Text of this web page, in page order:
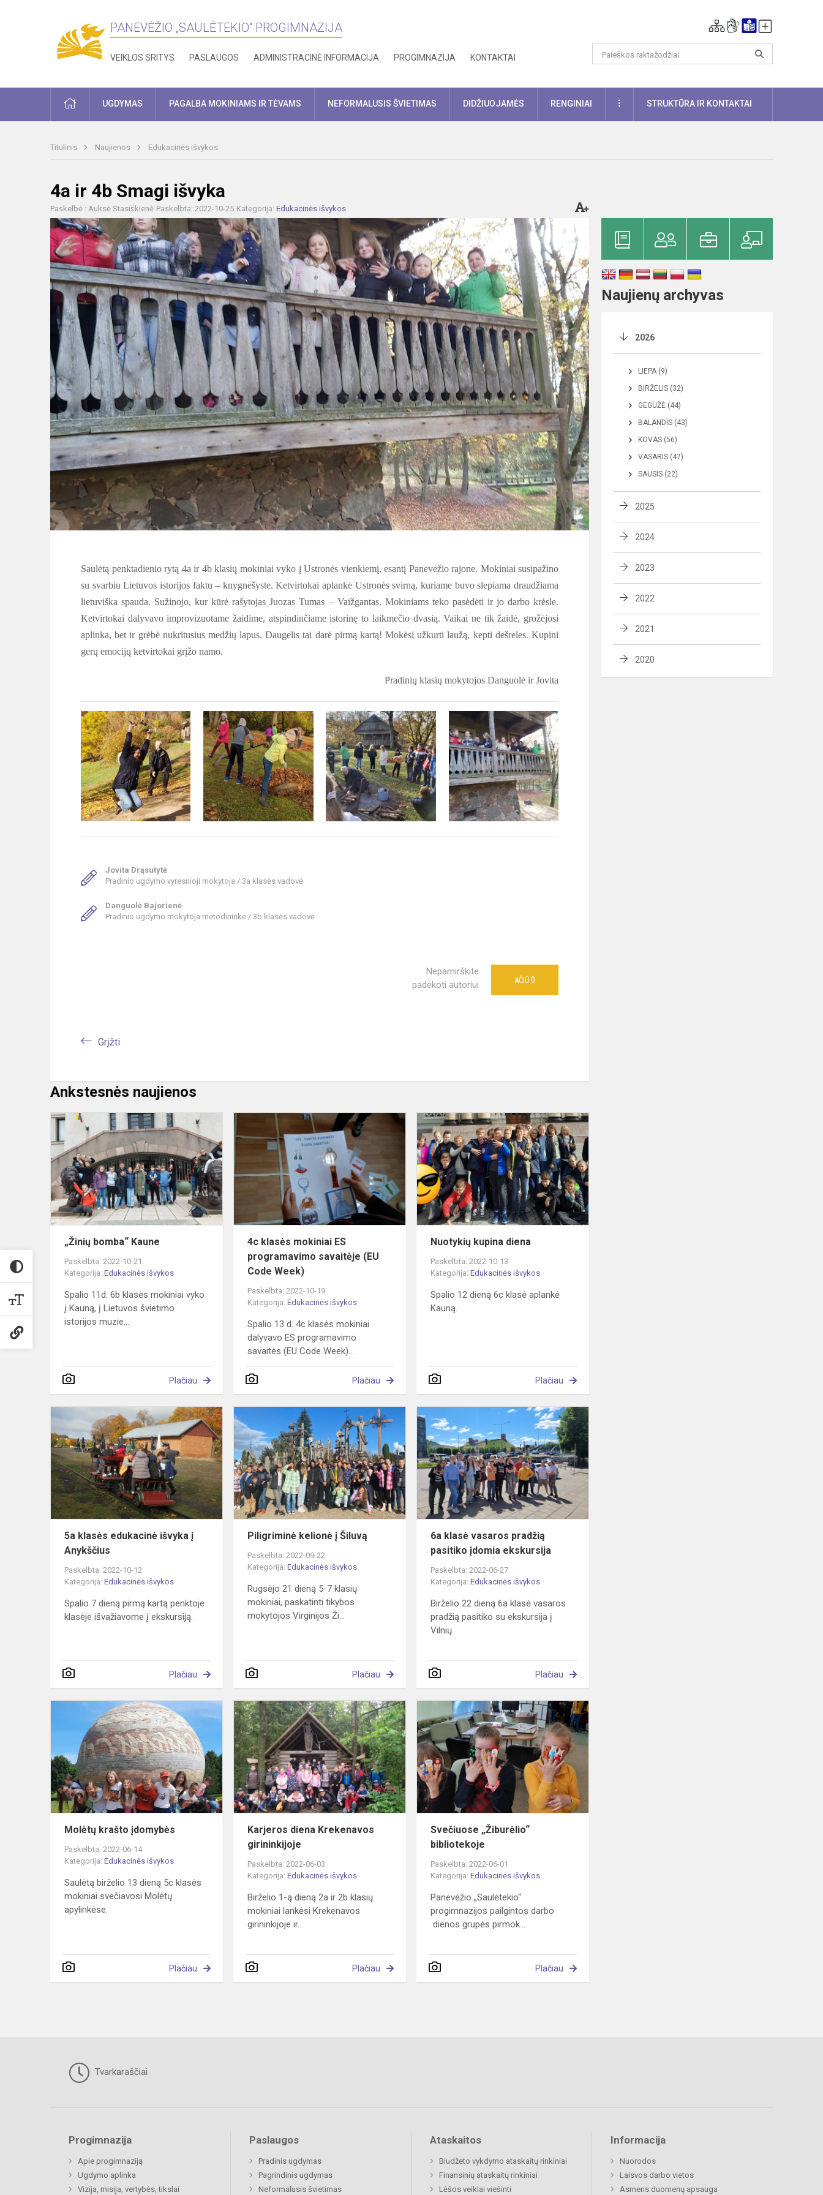
PANEVĖŽIO „SAULĖTEKIO“ PROGIMNAZIJA
VEIKLOS SRITYS PASLAUGOS ADMINISTRACINĖ INFORMACIJA PROGIMNAZIJA KONTAKTAI
PRADŽIAUGDYMAS PAGALBA MOKINIAMS IR TĖVAMS NEFORMALUSIS ŠVIETIMAS DIDŽIUOJAMĖS RENGINIAI DAUGIAUSTRUKTŪRA IR KONTAKTAI
Titulinis Naujienos Edukacinės išvykos
4a ir 4b Smagi išvyka
Paskelbė : Auksė Stasiškienė Paskelbta: 2022-10-25 Kategorija: Edukacinės išvykos
Saulėtą penktadienio rytą 4a ir 4b klasių mokiniai vyko į Ustronės vienkiemį, esantį Panevėžio rajone. Mokiniai susipažino
su svarbiu Lietuvos istorijos faktu – knygnešyste. Ketvirtokai aplankė Ustronės svirną, kuriame buvo slepiama draudžiama
lietuviška spauda. Sužinojo, kur kūrė rašytojas Juozas Tumas – Vaižgantas. Mokiniams teko pasėdėti ir jo darbo krėsle.
Ketvirtokai dalyvavo improvizuotame žaidime, atspindinčiame istorinę to laikmečio dvasią. Vaikai ne tik žaidė, grožėjosi
aplinka, bet ir grėbė nukritusius medžių lapus. Daugelis tai darė pirmą kartą! Mokėsi užkurti laužą, kepti dešreles. Kupini
gerų emocijų ketvirtokai grįžo namo.
Pradinių klasių mokytojos Danguolė ir Jovita
Jovita Drąsutytė
Pradinio ugdymo vyresnioji mokytoja / 3a klasės vadovė
Danguolė Bajorienė
Pradinio ugdymo mokytoja metodininkė / 3b klasės vadovė
Nepamirškite
padėkoti autoriui
AČIŪ 0
Grįžti
Ankstesnės naujienos
bomba“
Kaune
„Žinių bomba“ Kaune
Paskelbta: 2022-10-21
Kategorija: Edukacinės išvykos
Spalio 11d. 6b klasės mokiniai vyko
į Kauną, į Lietuvos švietimo
istorijos muzie...
Plačiau
4c
klasės
mokiniai
programavimo
savaitėje
(EU
Code
Week)
4c klasės mokiniai ES
programavimo savaitėje (EU
Code Week)
Paskelbta: 2022-10-19
Kategorija:Edukacinės išvykos
Spalio 13 d. 4c klasės mokiniai
dalyvavo ES programavimo
savaitės (EU Code Week)...
Plačiau
Nuotykių
kupina
Nuotykių kupina diena
Paskelbta: 2022-10-13
Kategorija:Edukacinės išvykos
Spalio 12 dieną 6c klasė aplankė
Kauną.
Plačiau
5a
klasės
edukacinė
išvyka
Anykščius
5a klasės edukacinė išvyka į
Anykščius
Paskelbta: 2022-10-12
Kategorija: Edukacinės išvykos
Spalio 7 dieną pirmą kartą penktoje
klasėje išvažiavome į ekskursiją.
Plačiau
Piligriminė
kelionė
į
Šiluvą
Piligriminė kelionė į Šiluvą
Paskelbta: 2022-09-22
Kategorija:Edukacinės išvykos
Rugsėjo 21 dieną 5-7 klasių
mokiniai, paskatinti tikybos
mokytojos Virginijos Ži...
Plačiau
6a
klasė
vasaros
pradžią
pasitiko
6a klasė vasaros pradžią
pasitiko įdomia ekskursija
Paskelbta: 2022-06-27
Kategorija:Edukacinės išvykos
Birželio 22 dieną 6a klasė vasaros
pradžią pasitiko su ekskursija į
Vilnių.
Plačiau
Molėtų
krašto
įdomybės
Molėtų krašto įdomybės
Paskelbta: 2022-06-14
Kategorija: Edukacinės išvykos
Saulėtą birželio 13 dieną 5c klasės
mokiniai svečiavosi Molėtų
apylinkėse.
Plačiau
Karjeros
diena
Krekenavos
girininkijoje
Karjeros diena Krekenavos
girininkijoje
Paskelbta: 2022-06-03
Kategorija:Edukacinės išvykos
Birželio 1-ą dieną 2a ir 2b klasių
mokiniai lankėsi Krekenavos
girininkijoje ir...
Plačiau
Svečiuose
„Žiburėlio“
bibliotekoje
Svečiuose „Žiburėlio“
bibliotekoje
Paskelbta: 2022-06-01
Kategorija:Edukacinės išvykos
Panevėžio „Saulėtekio“
progimnazijos pailgintos darbo
dienos grupės pirmok...
Plačiau
Naujienų archyvas
2026
LIEPA (9)
BIRŽELIS (32)
GEGUŽĖ (44)
BALANDIS (43)
KOVAS (56)
VASARIS (47)
SAUSIS (22)
2025
2024
2023
2022
2021
2020
Tvarkaraščiai
Progimnazija
Apie progimnaziją
Ugdymo aplinka
Vizija, misija, vertybės, tikslai
Paslaugos
Pradinis ugdymas
Pagrindinis ugdymas
Neformalusis švietimas
Ataskaitos
Biudžeto vykdymo ataskaitų rinkiniai
Finansinių ataskaitų rinkiniai
Lėšos veiklai viešinti
Informacija
Nuorodos
Laisvos darbo vietos
Asmens duomenų apsauga